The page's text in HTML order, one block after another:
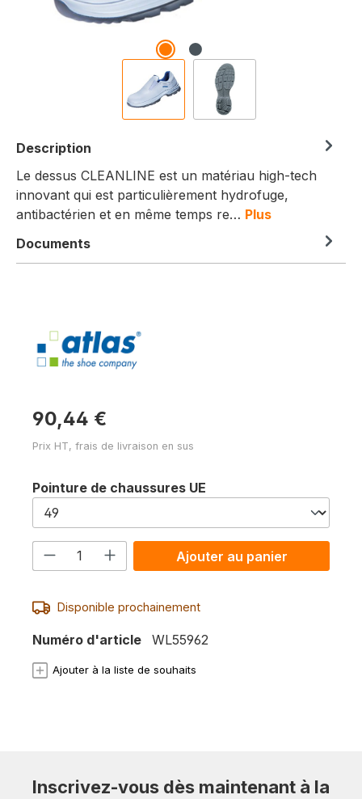
Description
Le dessus CLEANLINE est un matériau high-tech
innovant qui est particulièrement hydrofuge,
antibactérien et en même temps re… Plus
Documents
90,44 €
Prix HT, frais de livraison en sus
Sélectionnez
Pointure de chaussures UE
Quantité de produit : Entrez la
Ajouter au panier
Disponible prochainement
Numéro d'article WL55962
Ajouter à la liste de souhaits
Inscrivez-vous dès maintenant à la